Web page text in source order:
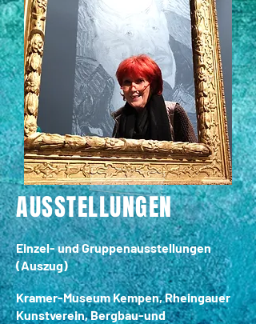
AUSSTELLUNGEN
​​​Einzel- und Gruppenausstellungen
(Auszug)
Kramer-Museum Kempen, Rheingauer
Kunstverein, Bergbau-und